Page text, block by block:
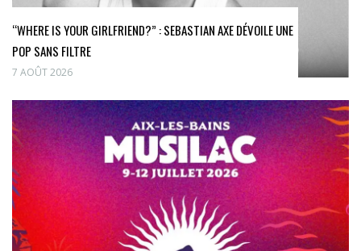
“WHERE IS YOUR GIRLFRIEND?” : SEBASTIAN AXE DÉVOILE UNE
POP SANS FILTRE
7 AOÛT 2026